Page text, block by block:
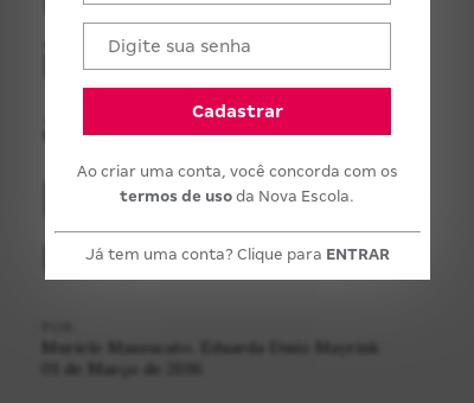
Cadastrar
Ao criar uma conta, você concorda com os
termos de uso da Nova Escola.
Já tem uma conta? Clique para ENTRAR
inicial: como
ajudar o
professor a
realizá-lo
Muriele Massucato, Eduarda Diniz Mayrink
01 de Março de 2016